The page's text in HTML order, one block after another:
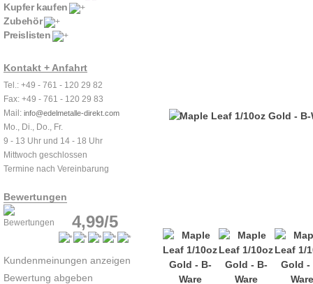
Kupfer kaufen
Zubehör
Preislisten
Kontakt + Anfahrt
Tel.: +49 - 761 - 120 29 82
Fax: +49 - 761 - 120 29 83
Mail: info@edelmetalle-direkt.com
Mo., Di., Do., Fr.
9 - 13 Uhr und 14 - 18 Uhr
Mittwoch geschlossen
Termine nach Vereinbarung
Bewertungen
4,99/5
Kundenmeinungen anzeigen
Bewertung abgeben